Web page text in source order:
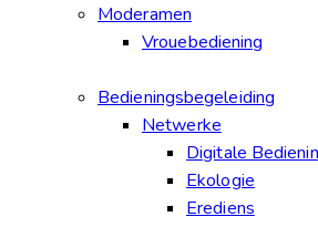
Moderamen
Vrouebediening
Bedieningsbegeleiding
Netwerke
Digitale
Ekologie
Erediens